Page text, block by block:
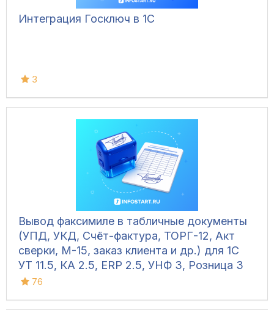
Интеграция Госключ в 1С
3
Вывод факсимиле в табличные документы
(УПД, УКД, Счёт-фактура, ТОРГ-12, Акт
сверки, М-15, заказ клиента и др.) для 1С
УТ 11.5, КА 2.5, ERP 2.5, УНФ 3, Розница 3
76